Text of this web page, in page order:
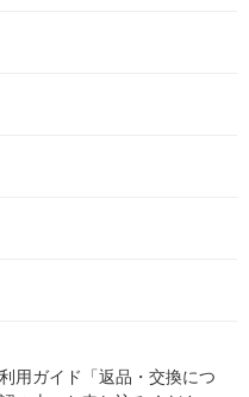
用ガイド「返品・交換につ